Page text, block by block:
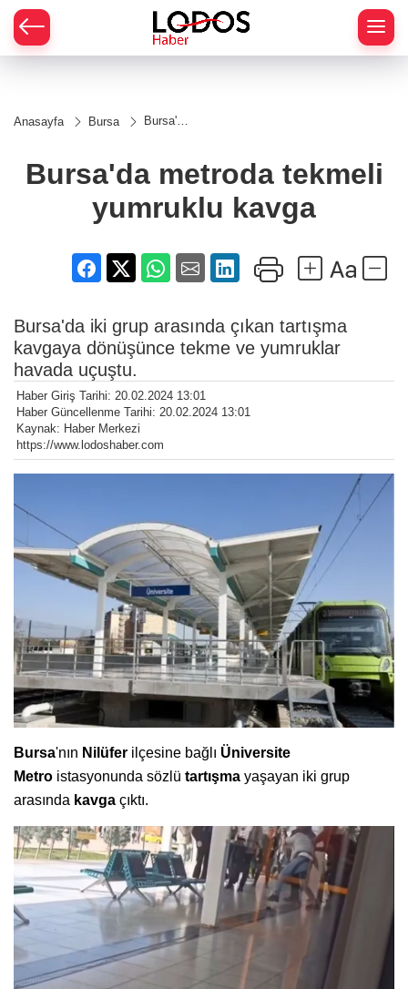
Anasayfa Bursa
Bursa'da
kavga
Bursa'da metroda tekmeli
yumruklu kavga
Bursa'da iki grup arasında çıkan tartışma
kavgaya dönüşünce tekme ve yumruklar
havada uçuştu.
Haber Giriş Tarihi: 20.02.2024 13:01
Haber Güncellenme Tarihi: 20.02.2024 13:01
Kaynak: Haber Merkezi
https://www.lodoshaber.com
Bursa'nın Nilüfer ilçesine bağlı Üniversite
Metro istasyonunda sözlü tartışma yaşayan iki grup
arasında kavga çıktı.